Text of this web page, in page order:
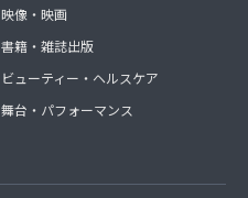
映像・映画
書籍・雑誌出版
ビューティー・ヘルスケア
舞台・パフォーマンス